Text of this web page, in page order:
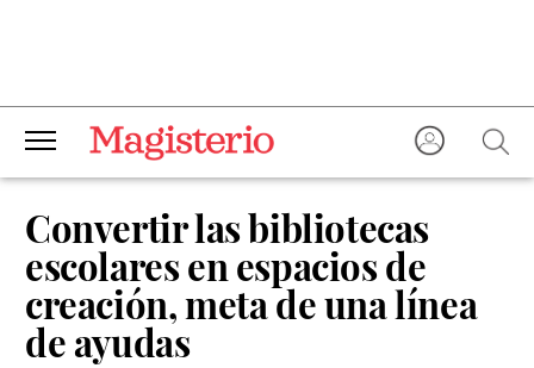
Convertir las bibliotecas
escolares en espacios de
creación, meta de una línea
de ayudas